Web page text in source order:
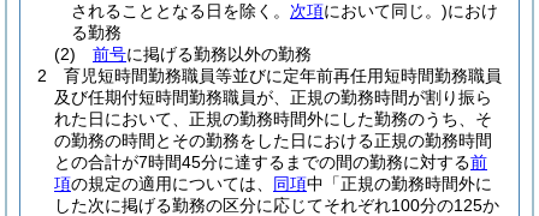
されることとなる日を除く。 次項において同じ。)におけ
る勤務
(2)
前号に掲げる勤務以外の勤務
2
育児短時間勤務職員等並びに定年前再任用短時間勤務職員
及び任期付短時間勤務職員が、正規の勤務時間が割り振ら
れた日において、正規の勤務時間外にした勤務のうち、そ
の勤務の時間とその勤務をした日における正規の勤務時間
との合計が7時間45分に達するまでの間の勤務に対する前
項の規定の適用については、 同項中「正規の勤務時間外に
した次に掲げる勤務の区分に応じてそれぞれ100分の125か